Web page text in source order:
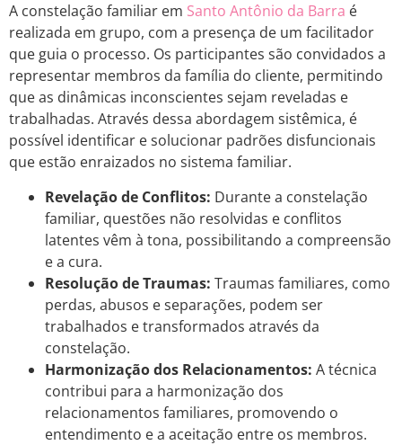
A constelação familiar em Santo Antônio da Barra é
realizada em grupo, com a presença de um facilitador
que guia o processo. Os participantes são convidados a
representar membros da família do cliente, permitindo
que as dinâmicas inconscientes sejam reveladas e
trabalhadas. Através dessa abordagem sistêmica, é
possível identificar e solucionar padrões disfuncionais
que estão enraizados no sistema familiar.
Revelação de Conflitos: Durante a constelação
familiar, questões não resolvidas e conflitos
latentes vêm à tona, possibilitando a compreensão
e a cura.
Resolução de Traumas: Traumas familiares, como
perdas, abusos e separações, podem ser
trabalhados e transformados através da
constelação.
Harmonização dos Relacionamentos: A técnica
contribui para a harmonização dos
relacionamentos familiares, promovendo o
entendimento e a aceitação entre os membros.